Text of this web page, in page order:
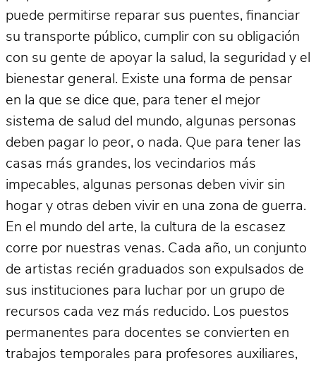
puede permitirse reparar sus puentes, financiar
su transporte público, cumplir con su obligación
con su gente de apoyar la salud, la seguridad y el
bienestar general. Existe una forma de pensar
en la que se dice que, para tener el mejor
sistema de salud del mundo, algunas personas
deben pagar lo peor, o nada. Que para tener las
casas más grandes, los vecindarios más
impecables, algunas personas deben vivir sin
hogar y otras deben vivir en una zona de guerra.
En el mundo del arte, la cultura de la escasez
corre por nuestras venas. Cada año, un conjunto
de artistas recién graduados son expulsados ​​de
sus instituciones para luchar por un grupo de
recursos cada vez más reducido. Los puestos
permanentes para docentes se convierten en
trabajos temporales para profesores auxiliares,